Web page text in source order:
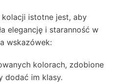
istotne jest, aby
elegancję i staranność w
wskazówek:
kolorach, zdobione
dodać im klasy.